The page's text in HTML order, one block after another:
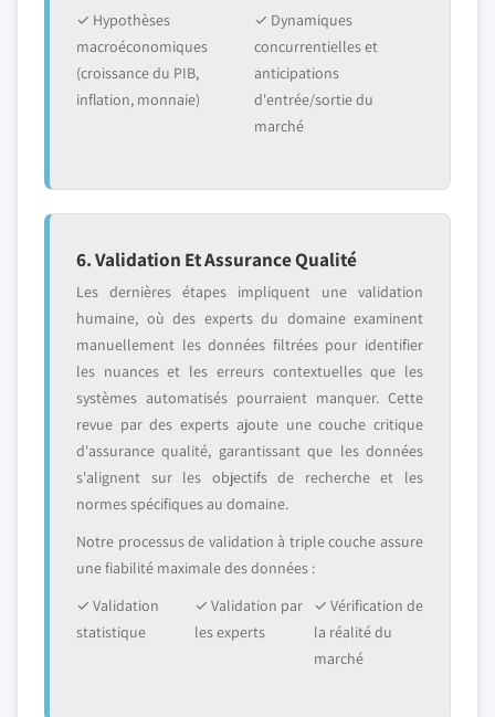
✓ Hypothèses
macroéconomiques
(croissance du PIB,
inflation, monnaie)
✓ Dynamiques
concurrentielles et
anticipations
d'entrée/sortie du
marché
6. Validation Et Assurance Qualité
Les dernières étapes impliquent une validation
humaine, où des experts du domaine examinent
manuellement les données filtrées pour identifier
les nuances et les erreurs contextuelles que les
systèmes automatisés pourraient manquer. Cette
revue par des experts ajoute une couche critique
d'assurance qualité, garantissant que les données
s'alignent sur les objectifs de recherche et les
normes spécifiques au domaine.
Notre processus de validation à triple couche assure
une fiabilité maximale des données :
✓ Validation
statistique
✓ Validation par
les experts
✓ Vérification de
la réalité du
marché